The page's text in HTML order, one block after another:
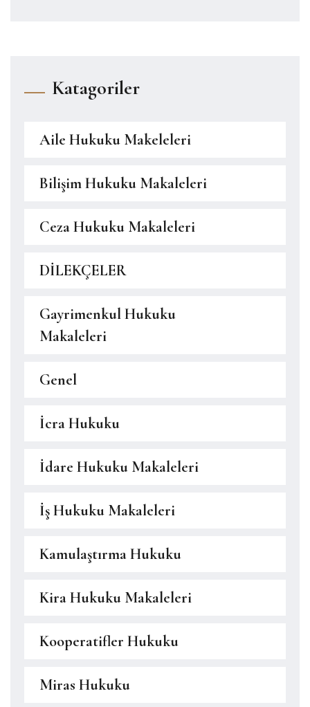
Katagoriler
Aile Hukuku Makeleleri
Bilişim Hukuku Makaleleri
Ceza Hukuku Makaleleri
DİLEKÇELER
Gayrimenkul Hukuku
Makaleleri
Genel
İcra Hukuku
İdare Hukuku Makaleleri
İş Hukuku Makaleleri
Kamulaştırma Hukuku
Kira Hukuku Makaleleri
Kooperatifler Hukuku
Miras Hukuku